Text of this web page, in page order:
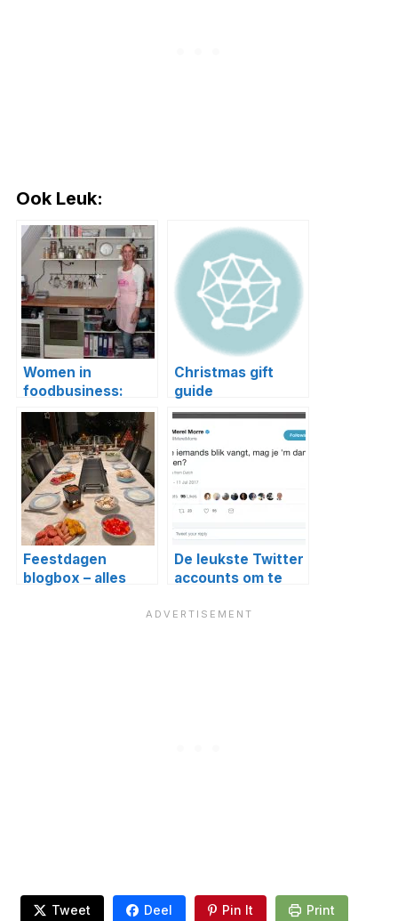
Ook Leuk:
Women in
foodbusiness:
Homemade Queen
Christmas gift
guide
Feestdagen
blogbox – alles
De leukste Twitter
accounts om te
Tweet Deel Pin It Print